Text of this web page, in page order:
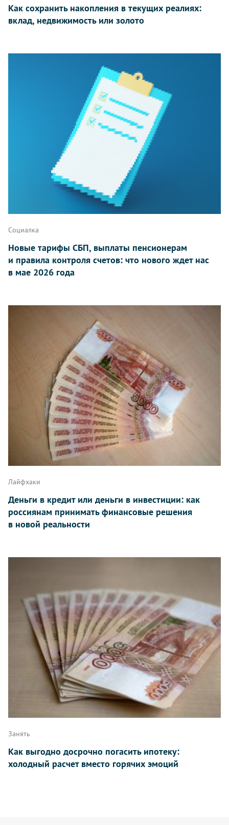
Как сохранить накопления в текущих реалиях:
вклад, недвижимость или золото
Социалка
Новые тарифы СБП, выплаты пенсионерам
и правила контроля счетов: что нового ждет нас
в мае 2026 года
Лайфхаки
Деньги в кредит или деньги в инвестиции: как
россиянам принимать финансовые решения
в новой реальности
Занять
Как выгодно досрочно погасить ипотеку:
холодный расчет вместо горячих эмоций